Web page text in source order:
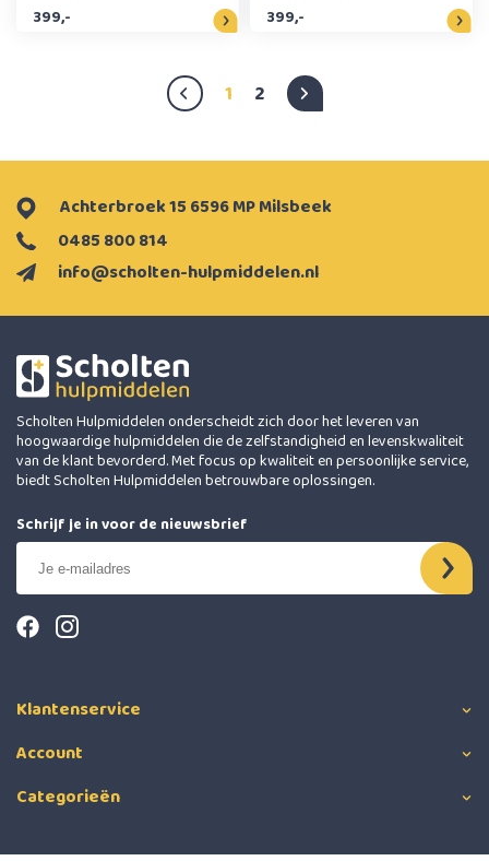
399,- 399,-
1 2
info@scholten-hulpmiddelen.nl
0485 800 814
Achterbroek 15 6596 MP Milsbeek
Scholten Hulpmiddelen onderscheidt zich door het leveren van
hoogwaardige hulpmiddelen die de zelfstandigheid en levenskwaliteit
van de klant bevorderd. Met focus op kwaliteit en persoonlijke service,
biedt Scholten Hulpmiddelen betrouwbare oplossingen.
Schrijf je in voor de nieuwsbrief
Klantenservice
Account
Categorieën